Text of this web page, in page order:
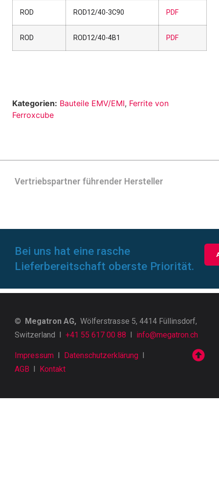
ROD ROD12/40-3C90 PDF
ROD ROD12/40-4B1 PDF
Kategorien: Bauteile EMV/EMI, Ferrite von
Ferroxcube
Vertriebspartner führender Hersteller
Bei uns hat eine rasche
Lieferbereitschaft oberste Priorität.
© Megatron AG, Wölferstrasse 5, 4414 Füllinsdorf,
Switzerland I +41 55 617 00 88 I info@megatron.ch
Impressum Datenschutzerklärung
AGB
Kontakt